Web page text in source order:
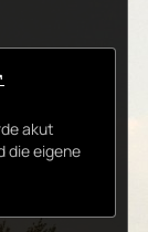
akut
die eigene